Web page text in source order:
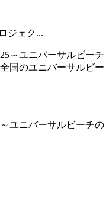
ジェク...
ユニバーサルビーチの